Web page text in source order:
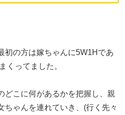
初の方は嫁ちゃんに5W1Hであ
くってました。
どこに何があるかを把握し、親
ちゃんを連れていき、(行く先々